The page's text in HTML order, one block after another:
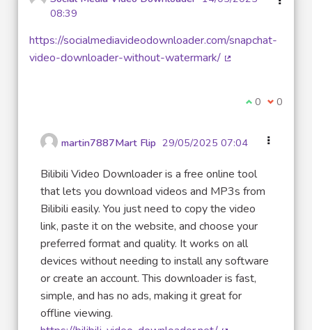
08:39
https://socialmediavideodownloader.com/snapchat-
video-downloader-without-watermark/
Je suis
0 Je ne
0
martin7887Mart Flip 29/05/2025 07:04
Bilibili Video Downloader is a free online tool
that lets you download videos and MP3s from
Bilibili easily. You just need to copy the video
link, paste it on the website, and choose your
preferred format and quality. It works on all
devices without needing to install any software
or create an account. This downloader is fast,
simple, and has no ads, making it great for
offline viewing.